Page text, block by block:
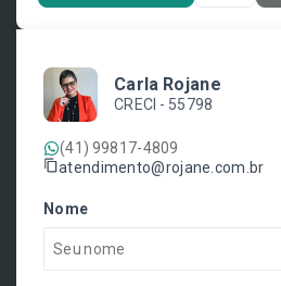
Carla Rojane
CRECI - 55798
(41) 99817-4809
atendimento@rojane.com.br
Nome